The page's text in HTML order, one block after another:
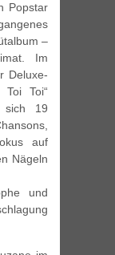
Popstar
–
Im
Deluxe-
Toi“
sich 19
auf
Nägeln
und